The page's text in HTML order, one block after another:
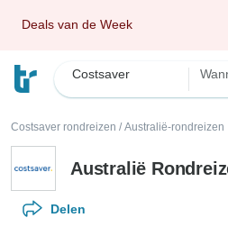
Deals van de Week
Costsaver
Costsaver rondreizen / Australië-rondreizen
Australië
Delen